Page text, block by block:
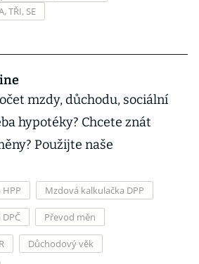
TŘI, SE
mzdy, důchodu, sociální
hypotéky? Chcete znát
Použijte naše
Mzdová kalkulačka DPP
Převod měn
Důchodový věk